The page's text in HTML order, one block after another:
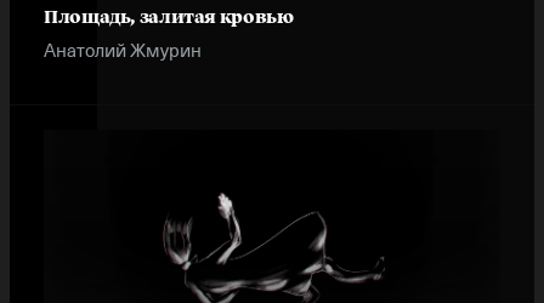
Площадь, залитая кровью
Анатолий Жмурин